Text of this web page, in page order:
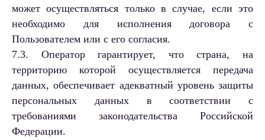
может осуществляться только в случае, если это
необходимо для исполнения договора с
Пользователем или с его согласия.
7.3. Оператор гарантирует, что страна, на
территорию которой осуществляется передача
данных, обеспечивает адекватный уровень защиты
персональных данных в соответствии с
требованиями законодательства Российской
Федерации.